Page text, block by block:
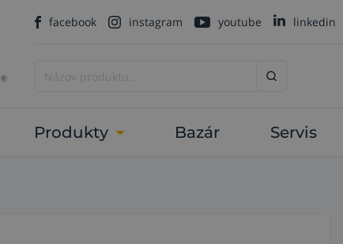
facebook instagram youtube linkedin
Produkty Bazár Servis